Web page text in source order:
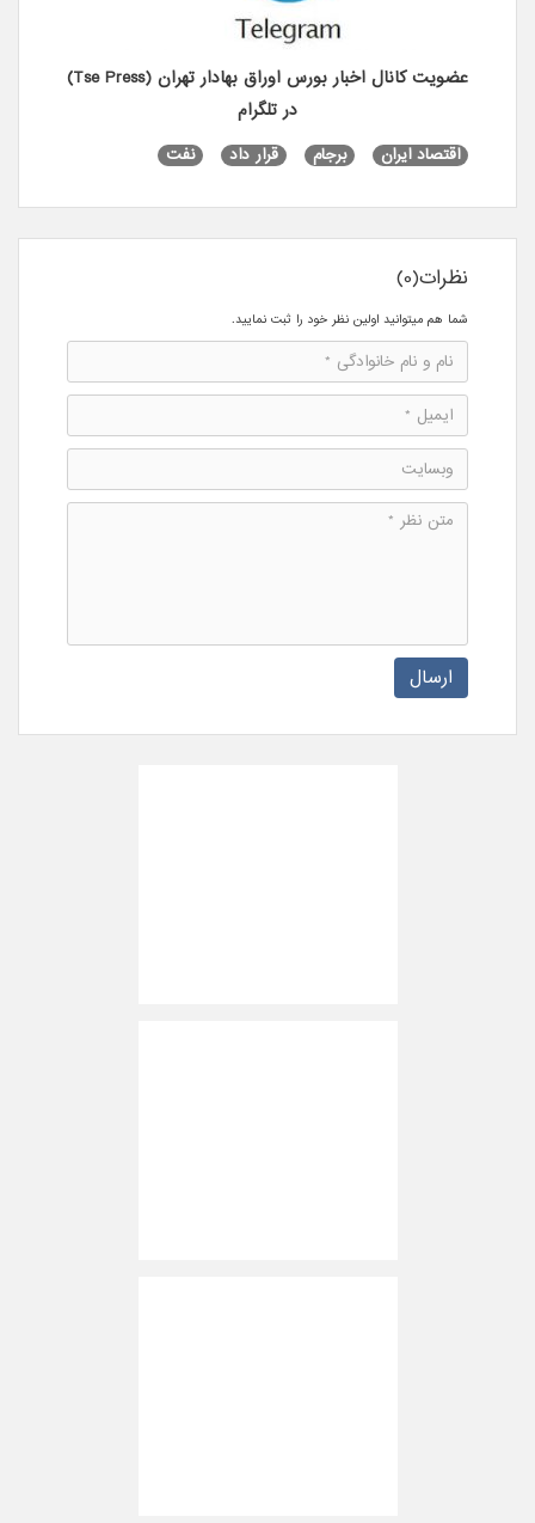
عضویت کانال اخبار بورس اوراق بهادار تهران (Tse Press)
در تلگرام
اقتصاد ایران برجام قرار داد نفت
نظرات(0)
شما هم میتوانید اولین نظر خود را ثبت نمایید.
ارسال